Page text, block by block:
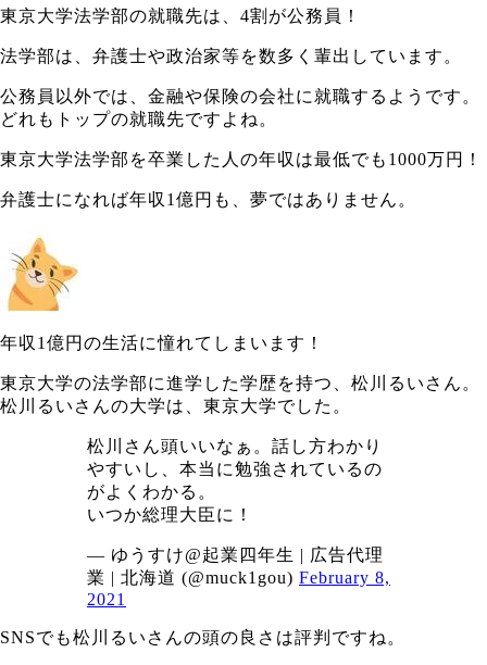
東京大学法学部の就職先は、4割が公務員！
法学部は、弁護士や政治家等を数多く輩出しています。
公務員以外では、金融や保険の会社に就職するようです。
どれもトップの就職先ですよね。
東京大学法学部を卒業した人の年収は最低でも1000万円！
弁護士になれば年収1億円も、夢ではありません。
年収1億円の生活に憧れてしまいます！
東京大学の法学部に進学した学歴を持つ、松川るいさん。
松川るいさんの大学は、東京大学でした。
松川さん頭いいなぁ。話し方わかり
やすいし、本当に勉強されているの
がよくわかる。
いつか総理大臣に！
— ゆうすけ@起業四年生 | 広告代理
業 | 北海道 (@muck1gou) February 8,
2021
SNSでも松川るいさんの頭の良さは評判ですね。